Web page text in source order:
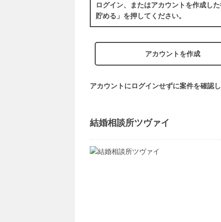
ログイン、またはアカウントを作成し
貯める」を押してください。
アカウントを作成
アカウントにログインせずに案件を確認
結婚相談所ツヴァイ